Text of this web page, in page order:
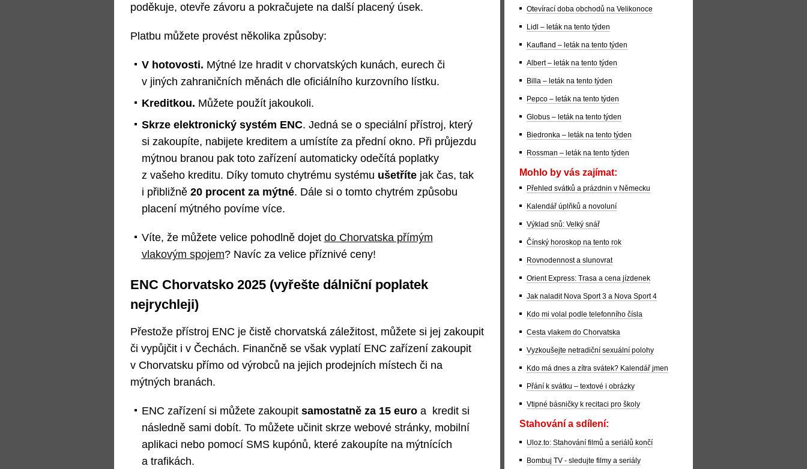
poděkuje, otevře závoru a pokračujete na další placený úsek.
Platbu můžete provést několika způsoby:
V hotovosti. Mýtné lze hradit v chorvatských kunách, eurech či
v jiných zahraničních měnách dle oficiálního kurzovního lístku.
Kreditkou. Můžete použít jakoukoli.
Skrze elektronický systém ENC. Jedná se o speciální přístroj, který
si zakoupíte, nabijete kreditem a umístíte za přední okno. Při průjezdu
mýtnou branou pak toto zařízení automaticky odečítá poplatky
z vašeho kreditu. Díky tomuto chytrému systému ušetřítejak čas, tak
i přibližně 20 procent za mýtné. Dále si o tomto chytrém způsobu
placení mýtného povíme více.
Víte, že můžete velice pohodlně dojet do Chorvatska přímým
vlakovým spojem? Navíc za velice příznivé ceny!
ENC Chorvatsko 2025 (vyřešte dálniční poplatek
nejrychleji)
Přestože přístroj ENC je čistě chorvatská záležitost, můžete si jej zakoupit
či vypůjčit i v Čechách. Finančně se však vyplatí ENC zařízení zakoupit
v Chorvatsku přímo od výrobců na jejich prodejních místech či na
mýtných branách.
ENC zařízení si můžete zakoupit samostatně za 15 euroa kredit si
následně sami dobít. To můžete učinit skrze webové stránky, mobilní
aplikaci nebo pomocí SMS kupónů, které zakoupíte na mýtnících
a trafikách.
Otevírací doba obchodů na Velikonoce
Lidl – leták na tento týden
Kaufland – leták na tento týden
Albert – leták na tento týden
Billa – leták na tento týden
Pepco – leták na tento týden
Globus – leták na tento týden
Biedronka – leták na tento týden
Rossman – leták na tento týden
Mohlo by vás zajímat:
Přehled svátků a prázdnin v Německu
Kalendář úplňků a novoluní
Výklad snů: Velký snář
Čínský horoskop na tento rok
Rovnodennost a slunovrat
Orient Express: Trasa a cena jízdenek
Jak naladit Nova Sport 3 a Nova Sport 4
Kdo mi volal podle telefonního čísla
Cesta vlakem do Chorvatska
Vyzkoušejte netradiční sexuální polohy
Kdo má dnes a zítra svátek? Kalendář jmen
Přání k svátku – textové i obrázky
Vtipné básničky k recitaci pro školy
Stahování a sdílení:
Uloz.to: Stahování filmů a seriálů končí
Bombuj TV - sledujte filmy a seriály